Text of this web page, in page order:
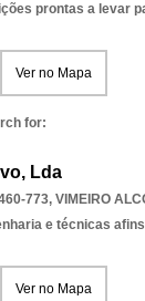
prontas a levar
Ver no Mapa
for:
Lda
773, VIMEIRO
e técnicas afins
Ver no Mapa